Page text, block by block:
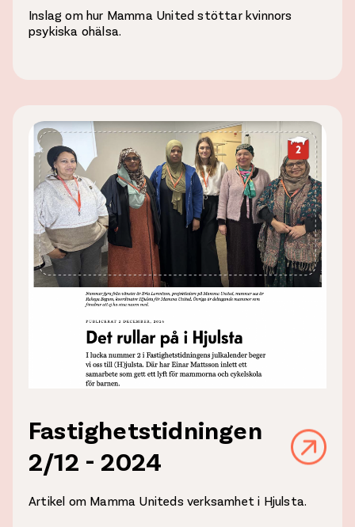
Inslag om hur Mamma United stöttar kvinnors
psykiska ohälsa.
Fastighetstidningen
2/12 - 2024
Artikel om Mamma Uniteds verksamhet i Hjulsta.